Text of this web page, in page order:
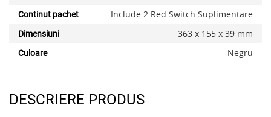
Continut pachet Include 2 Red Switch Suplimentare
Dimensiuni 363 x 155 x 39 mm
Culoare Negru
DESCRIERE PRODUS